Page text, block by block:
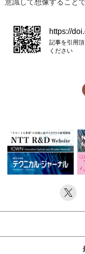
https://
記事を引用
ください